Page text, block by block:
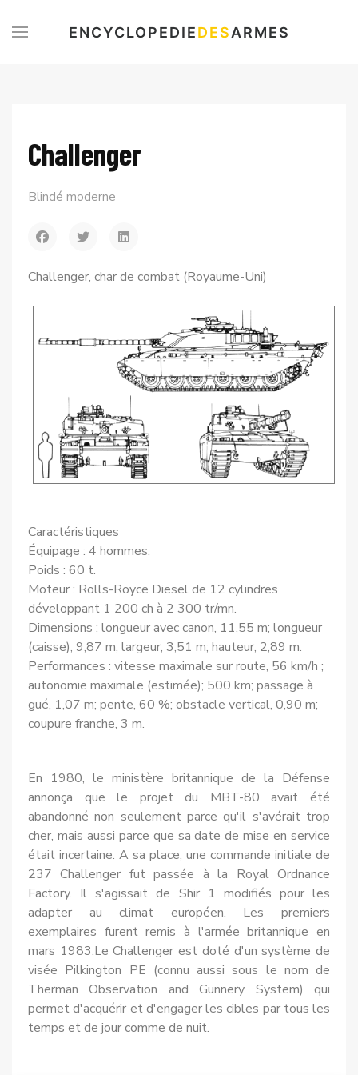
ENCYCLOPEDIEDESARMES
Challenger
Blindé moderne
Challenger, char de combat (Royaume-Uni)
Caractéristiques
Équipage : 4 hommes.
Poids : 60 t.
Moteur : Rolls-Royce Diesel de 12 cylindres
développant 1 200 ch à 2 300 tr/mn.
Dimensions : longueur avec canon, 11,55 m; longueur
(caisse), 9,87 m; largeur, 3,51 m; hauteur, 2,89 m.
Performances : vitesse maximale sur route, 56 km/h ;
autonomie maximale (estimée); 500 km; passage à
gué, 1,07 m; pente, 60 %; obstacle vertical, 0,90 m;
coupure franche, 3 m.
En 1980, le ministère britannique de la Défense
annonça que le projet du MBT-80 avait été
abandonné non seulement parce qu'il s'avérait trop
cher, mais aussi parce que sa date de mise en service
était incertaine. A sa place, une commande initiale de
237 Challenger fut passée à la Royal Ordnance
Factory. Il s'agis­sait de Shir 1 modifiés pour les
adapter au climat européen. Les premiers
exemplaires furent remis à l'armée britannique en
mars 1983.Le Challenger est doté d'un système de
visée Pilkington PE (connu aussi sous le nom de
Ther­man Observation and Gunnery System) qui
permet d'acquérir et d'engager les cibles par tous les
temps et de jour comme de nuit.